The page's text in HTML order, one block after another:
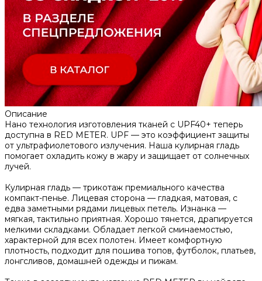
Описание
Нано технология изготовления тканей с UPF40+ теперь
доступна в RED METER. UPF — это коэффициент защиты
от ультрафиолетового излучения. Наша кулирная гладь
помогает охладить кожу в жару и защищает от солнечных
лучей.
Кулирная гладь — трикотаж премиального качества
компакт-пенье. Лицевая сторона — гладкая, матовая, с
едва заметными рядами лицевых петель. Изнанка —
мягкая, тактильно приятная. Хорошо тянется, драпируется
мелкими складками. Обладает легкой сминаемостью,
характерной для всех полотен. Имеет комфортную
плотность, подходит для пошива топов, футболок, платьев,
лонгсливов, домашней одежды и пижам.